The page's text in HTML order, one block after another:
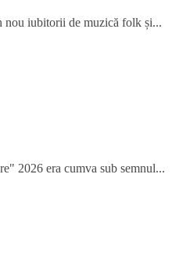
nou iubitorii de muzică folk și...
2026 era cumva sub semnul...